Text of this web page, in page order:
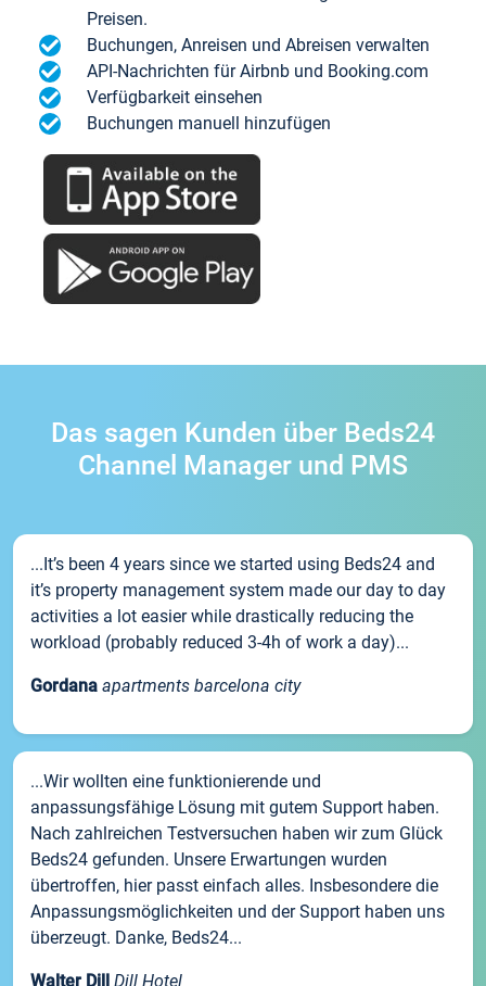
Preisen.
Buchungen, Anreisen und Abreisen verwalten
API-Nachrichten für Airbnb und Booking.com
Verfügbarkeit einsehen
Buchungen manuell hinzufügen
Das sagen Kunden über Beds24
Channel Manager und PMS
...It’s been 4 years since we started using Beds24 and
it’s property management system made our day to day
activities a lot easier while drastically reducing the
workload (probably reduced 3-4h of work a day)...
Gordana apartments barcelona city
...Wir wollten eine funktionierende und
anpassungsfähige Lösung mit gutem Support haben.
Nach zahlreichen Testversuchen haben wir zum Glück
Beds24 gefunden. Unsere Erwartungen wurden
übertroffen, hier passt einfach alles. Insbesondere die
Anpassungsmöglichkeiten und der Support haben uns
überzeugt. Danke, Beds24...
Walter Dill Dill Hotel